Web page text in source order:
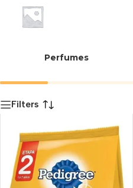
Perfumes
Filters